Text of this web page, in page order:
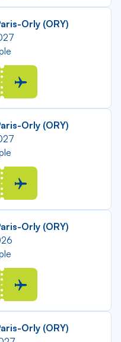
Orly (ORY)
Orly (ORY)
Orly (ORY)
Orly (ORY)